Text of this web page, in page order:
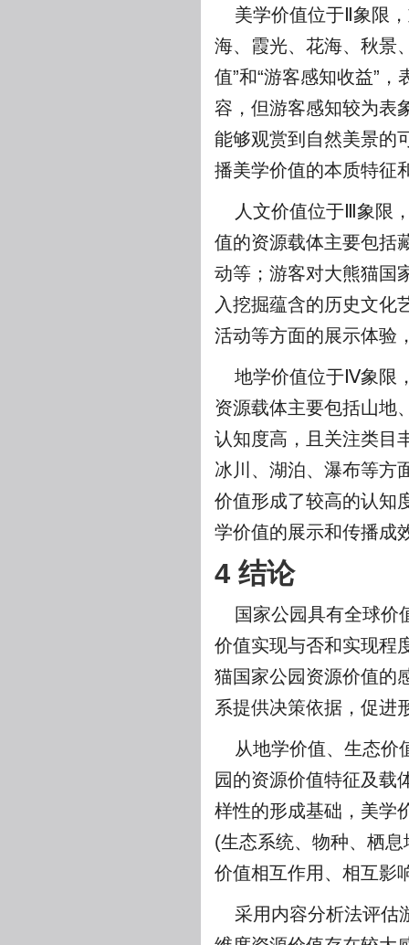
美学价值位于Ⅱ象限
海、霞光、花海、秋景
值”和“游客感知收益”
容，但游客感知较为表
能够观赏到自然美景的
播美学价值的本质特征
人文价值位于Ⅲ象限
值的资源载体主要包括
动等；游客对大熊猫国
入挖掘蕴含的历史文化
活动等方面的展示体验
地学价值位于Ⅳ象限
资源载体主要包括山地
认知度高，且关注类目
冰川、湖泊、瀑布等方
价值形成了较高的认知
学价值的展示和传播成
4 结论
国家公园具有全球价
价值实现与否和实现程
猫国家公园资源价值的
系提供决策依据，促进
从地学价值、生态价
园的资源价值特征及载
样性的形成基础，美学
(生态系统、物种、栖
价值相互作用、相互影
采用内容分析法评估